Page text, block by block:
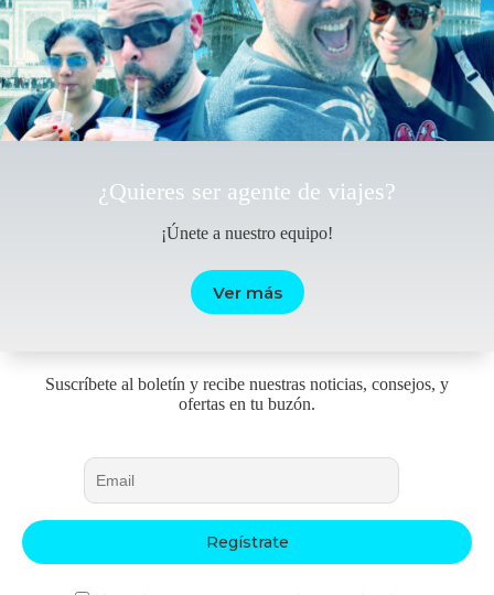
¿Quieres ser agente de viajes?
¡Únete a nuestro equipo!
Ver más
Suscríbete al boletín y recibe nuestras noticias, consejos, y
ofertas en tu buzón.